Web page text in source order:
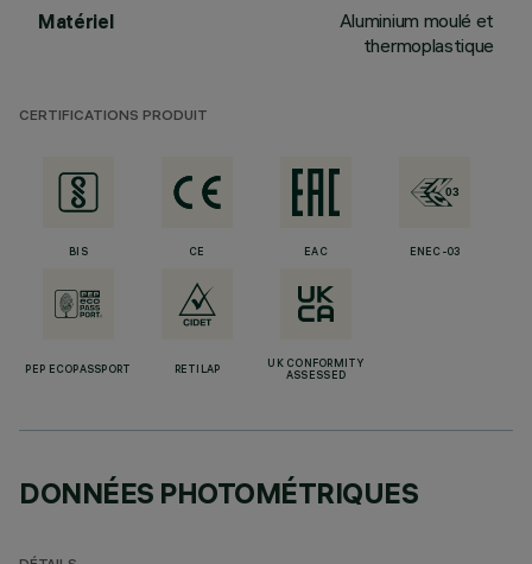
Matériel
Aluminium moulé et
thermoplastique
CERTIFICATIONS PRODUIT
BIS CE EAC ENEC-03
PEP ECOPASSPORT RETILAP
UK CONFORMITY
ASSESSED
DONNÉES PHOTOMÉTRIQUES